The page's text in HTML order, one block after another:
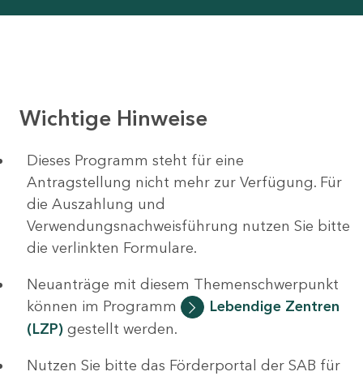
Wichtige Hinweise
Dieses Programm steht für eine
Antragstellung nicht mehr zur Verfügung. Für
die Auszahlung und
Verwendungsnachweisführung nutzen Sie bitte
die verlinkten Formulare.
Neuanträge mit diesem Themenschwerpunkt
können im Programm
Lebendige Zentren
(LZP) gestellt werden.
Nutzen Sie bitte das Förderportal der SAB für